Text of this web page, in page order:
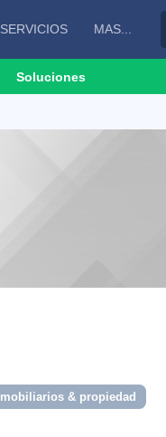
SERVICIOS MAS...
Soluciones
& propiedad